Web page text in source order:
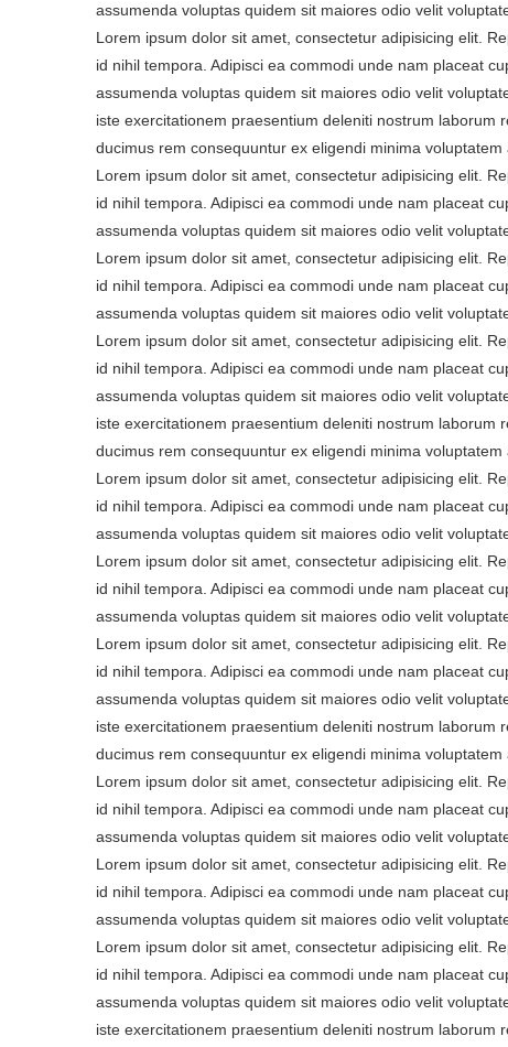
assumenda voluptas quidem sit maiores odio velit
Lorem ipsum dolor sit amet, consectetur adipisicing elit.
id nihil tempora. Adipisci ea commodi unde nam placeat
assumenda voluptas quidem sit maiores odio velit
iste exercitationem praesentium deleniti nostrum laborum
ducimus rem consequuntur ex eligendi minima
Lorem ipsum dolor sit amet, consectetur adipisicing elit.
id nihil tempora. Adipisci ea commodi unde nam placeat
assumenda voluptas quidem sit maiores odio velit
Lorem ipsum dolor sit amet, consectetur adipisicing elit.
id nihil tempora. Adipisci ea commodi unde nam placeat
assumenda voluptas quidem sit maiores odio velit
Lorem ipsum dolor sit amet, consectetur adipisicing elit.
id nihil tempora. Adipisci ea commodi unde nam placeat
assumenda voluptas quidem sit maiores odio velit
iste exercitationem praesentium deleniti nostrum laborum
ducimus rem consequuntur ex eligendi minima
Lorem ipsum dolor sit amet, consectetur adipisicing elit.
id nihil tempora. Adipisci ea commodi unde nam placeat
assumenda voluptas quidem sit maiores odio velit
Lorem ipsum dolor sit amet, consectetur adipisicing elit.
id nihil tempora. Adipisci ea commodi unde nam placeat
assumenda voluptas quidem sit maiores odio velit
Lorem ipsum dolor sit amet, consectetur adipisicing elit.
id nihil tempora. Adipisci ea commodi unde nam placeat
assumenda voluptas quidem sit maiores odio velit
iste exercitationem praesentium deleniti nostrum laborum
ducimus rem consequuntur ex eligendi minima
Lorem ipsum dolor sit amet, consectetur adipisicing elit.
id nihil tempora. Adipisci ea commodi unde nam placeat
assumenda voluptas quidem sit maiores odio velit
Lorem ipsum dolor sit amet, consectetur adipisicing elit.
id nihil tempora. Adipisci ea commodi unde nam placeat
assumenda voluptas quidem sit maiores odio velit
Lorem ipsum dolor sit amet, consectetur adipisicing elit.
id nihil tempora. Adipisci ea commodi unde nam placeat
assumenda voluptas quidem sit maiores odio velit
iste exercitationem praesentium deleniti nostrum laborum